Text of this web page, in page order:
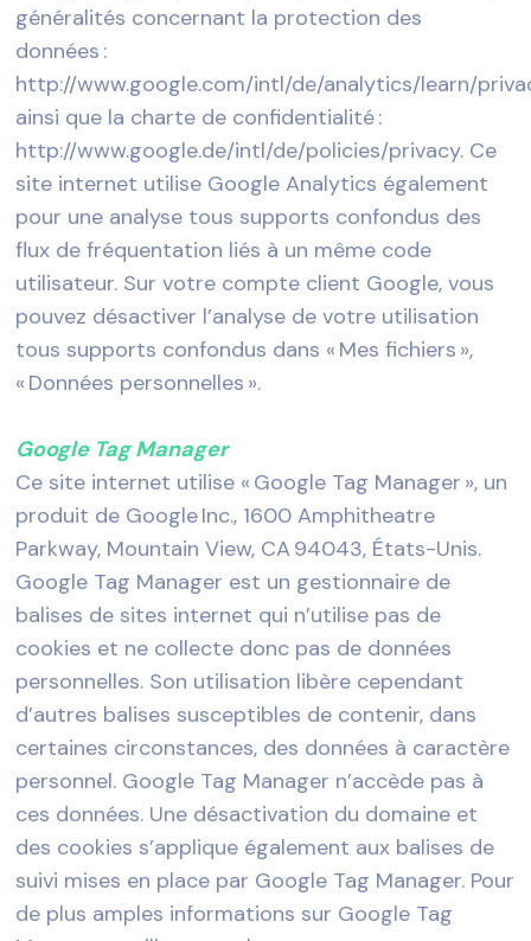
généralités concernant la protection des
données :
http://www.google.com/intl/de/analytics/learn/
ainsi que la charte de confidentialité :
http://www.google.de/intl/de/policies/privacy. Ce
site internet utilise Google Analytics également
pour une analyse tous supports confondus des
flux de fréquentation liés à un même code
utilisateur. Sur votre compte client Google, vous
pouvez désactiver l’analyse de votre utilisation
tous supports confondus dans « Mes fichiers »,
« Données personnelles ».
Google Tag Manager
Ce site internet utilise « Google Tag Manager », un
produit de Google Inc., 1600 Amphitheatre
Parkway, Mountain View, CA 94043, États-Unis.
Google Tag Manager est un gestionnaire de
balises de sites internet qui n’utilise pas de
cookies et ne collecte donc pas de données
personnelles. Son utilisation libère cependant
d’autres balises susceptibles de contenir, dans
certaines circonstances, des données à caractère
personnel. Google Tag Manager n’accède pas à
ces données. Une désactivation du domaine et
des cookies s’applique également aux balises de
suivi mises en place par Google Tag Manager. Pour
de plus amples informations sur Google Tag